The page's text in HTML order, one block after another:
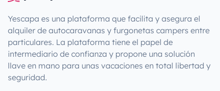
Yescapa es una plataforma que facilita y asegura el
alquiler de autocaravanas y furgonetas campers entre
particulares. La plataforma tiene el papel de
intermediario de confianza y propone una solución
llave en mano para unas vacaciones en total libertad y
seguridad.